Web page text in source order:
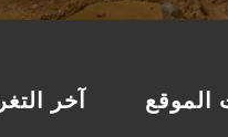
آخر